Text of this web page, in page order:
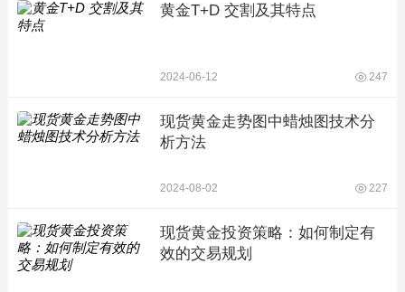
黄金T+D 交割及其特点
2024-06-12 247
现货黄金走势图中蜡烛图技术分
析方法
2024-08-02 227
现货黄金投资策略：如何制定有
效的交易规划